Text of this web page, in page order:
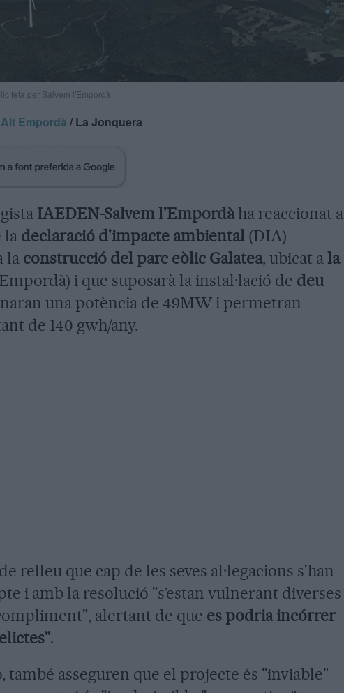
feta per Salvem l'Empordà
Alt Empordà / La Jonquera
IAEDEN-Salvem l'Empordàha reaccionat a
la declaració d'impacte ambiental (DIA)
la construcció del parc eòlic Galatea, ubicat a la
i que suposarà la instal·lació de deu
una potència de 49MW i permetran
de 140 gwh/any.
relleu que cap de les seves al·legacions s'han
i amb la resolució "s’estan vulnerant diverses
alertant de que es podria incórrer
.
també asseguren que el projecte és "inviable"